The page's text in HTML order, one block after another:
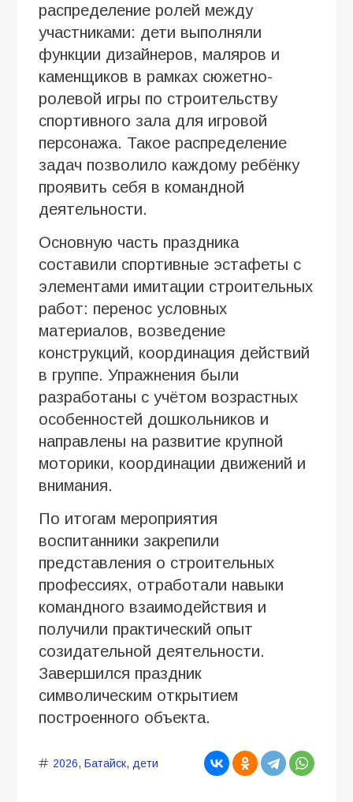
распределение ролей между
участниками: дети выполняли
функции дизайнеров, маляров и
каменщиков в рамках сюжетно-
ролевой игры по строительству
спортивного зала для игровой
персонажа. Такое распределение
задач позволило каждому ребёнку
проявить себя в командной
деятельности.
Основную часть праздника
составили спортивные эстафеты с
элементами имитации строительных
работ: перенос условных
материалов, возведение
конструкций, координация действий
в группе. Упражнения были
разработаны с учётом возрастных
особенностей дошкольников и
направлены на развитие крупной
моторики, координации движений и
внимания.
По итогам мероприятия
воспитанники закрепили
представления о строительных
профессиях, отработали навыки
командного взаимодействия и
получили практический опыт
созидательной деятельности.
Завершился праздник
символическим открытием
построенного объекта.
2026, Батайск, дети